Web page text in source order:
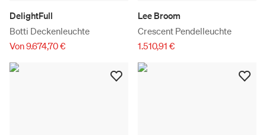
DelightFull
Botti Deckenleuchte
Von 9.674,70 €
Lee Broom
Crescent Pendelleuchte
1.510,91 €